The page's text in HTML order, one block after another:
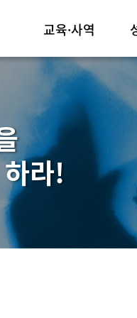
교육·사역
교육부
라!